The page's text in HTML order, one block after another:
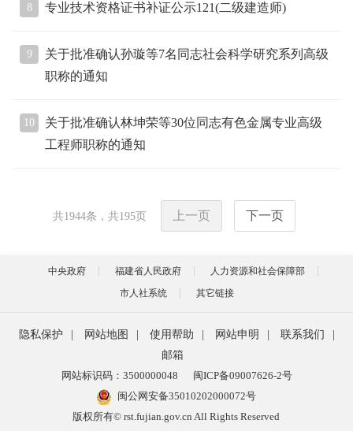
8 专业技术资格证书补证公示121(二级建造师)
9
关于批准确认孙璇等7名同志社会科学研究系列高级
职称的通知
10
关于批准确认林坤荣等30位同志有色金属专业高级
工程师职称的通知
共1944条，共195页 上一页 下一页
中央政府 福建省人民政府
人力资源和社会保障部
市人社系统
其它链接
隐私保护 网站地图 使用帮助 网站申明 联系我们
邮箱
网站标识码：3500000048
闽ICP备09007626-2号
闽公网安备35010202000072号
版权所有© rst.fujian.gov.cn All Rights Reserved